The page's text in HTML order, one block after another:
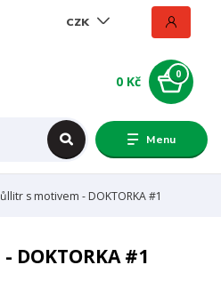
Menu
CZK
0
0 Kč
s motivem - DOKTORKA #1
#1